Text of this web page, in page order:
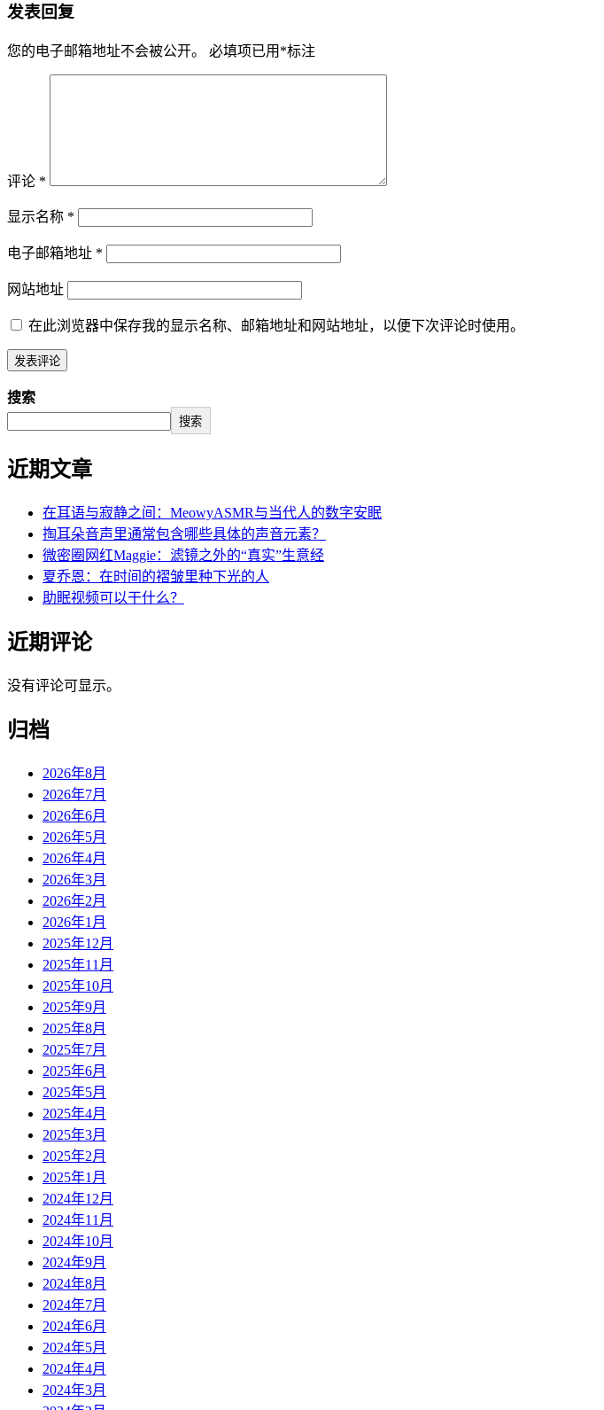
发表回复
您的电子邮箱地址不会被公开。 必填项已用 *标注
评论 *
显示名称 *
电子邮箱地址 *
网站地址
在此浏览器中保存我的显示名称、邮箱地址和网站地址，以便下次评论时使用。
搜索
搜索
近期文章
在耳语与寂静之间：MeowyASMR与当代人的数字安眠
掏耳朵音声里通常包含哪些具体的声音元素？
微密圈网红Maggie：滤镜之外的“真实”生意经
夏乔恩：在时间的褶皱里种下光的人
助眠视频可以干什么？
近期评论
没有评论可显示。
归档
2026年8月
2026年7月
2026年6月
2026年5月
2026年4月
2026年3月
2026年2月
2026年1月
2025年12月
2025年11月
2025年10月
2025年9月
2025年8月
2025年7月
2025年6月
2025年5月
2025年4月
2025年3月
2025年2月
2025年1月
2024年12月
2024年11月
2024年10月
2024年9月
2024年8月
2024年7月
2024年6月
2024年5月
2024年4月
2024年3月